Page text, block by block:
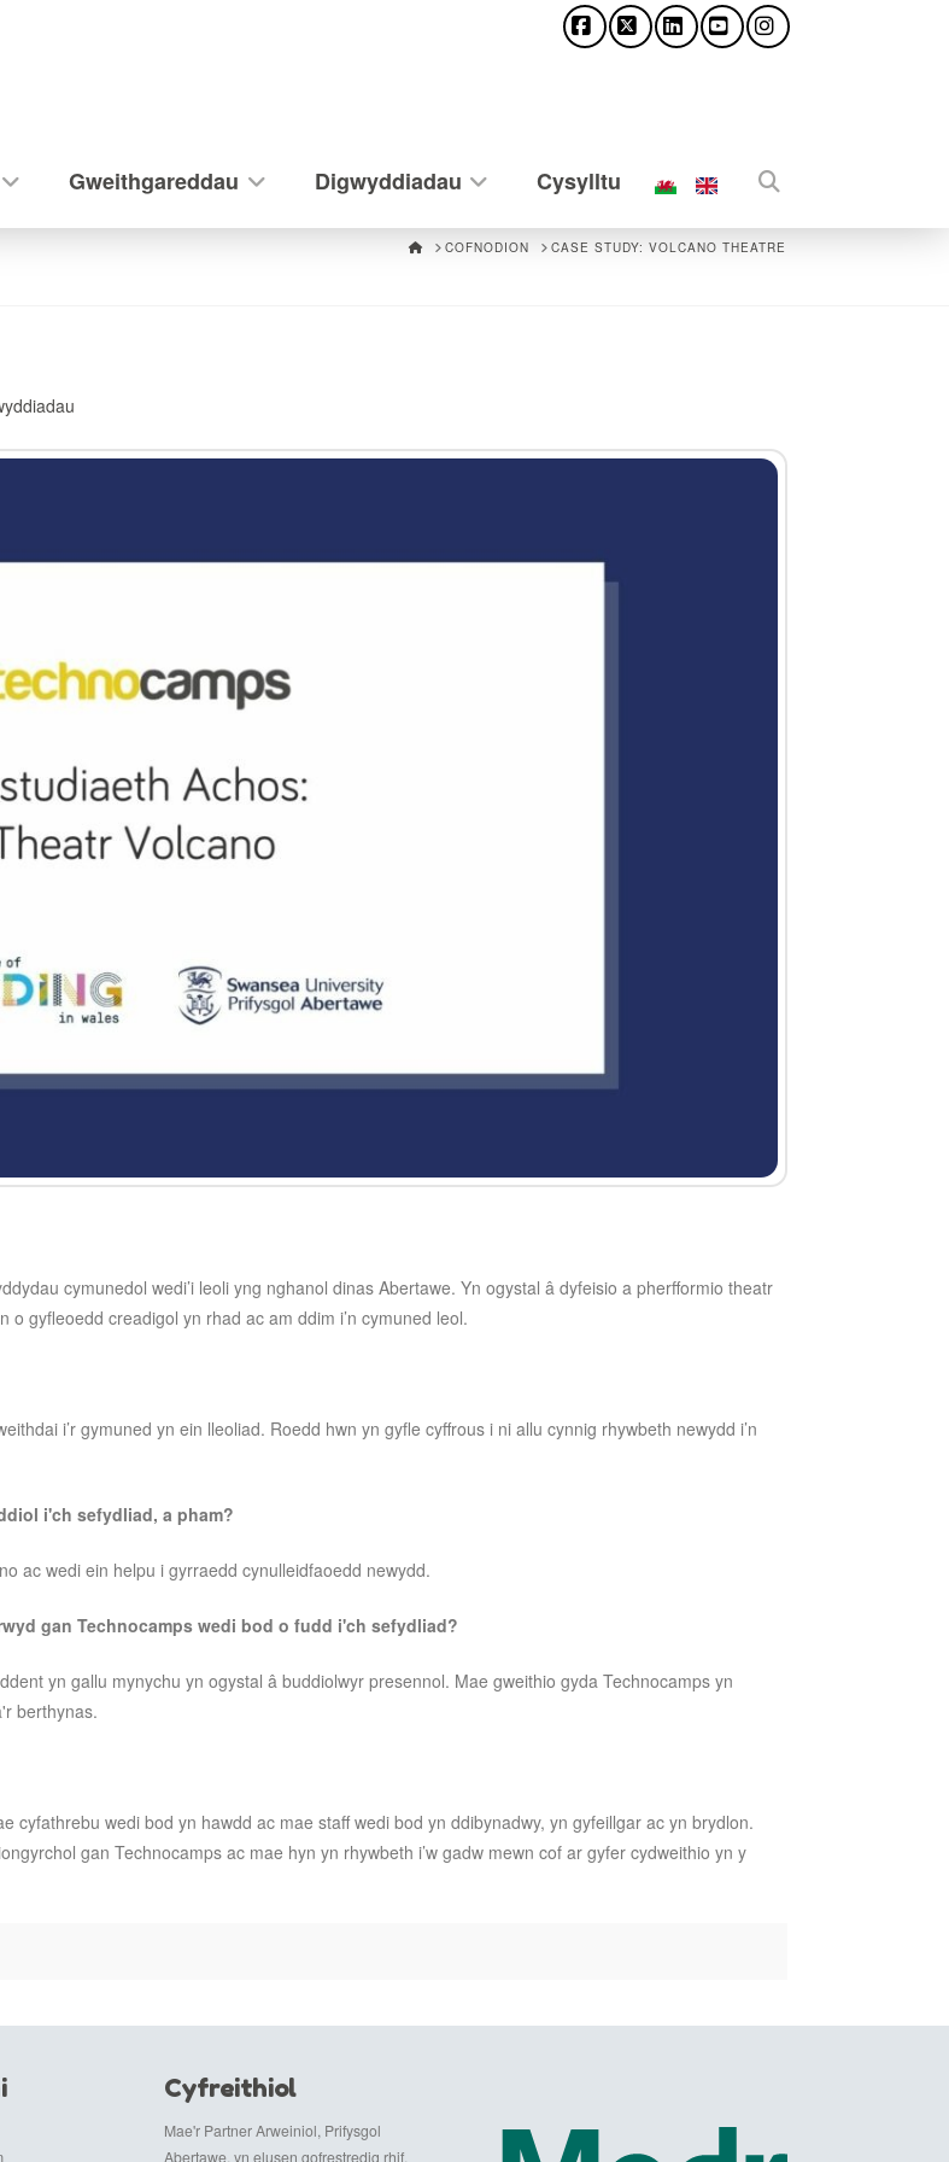
Gweithgareddau Digwyddiadau Cysylltu
HOMECOFNODION CASE STUDY: VOLCANO THEATRE
cymunedol wedi’i leoli yng nghanol dinas Abertawe. Yn ogystal â dyfeisio a pherfformio theatr
gyfleoedd creadigol yn rhad ac am ddim i’n cymuned leol.
i’r gymuned yn ein lleoliad. Roedd hwn yn gyfle cyffrous i ni allu cynnig rhywbeth newydd i’n
i'ch sefydliad, a pham?
ac wedi ein helpu i gyrraedd cynulleidfaoedd newydd.
gan Technocamps wedi bod o fudd i'ch sefydliad?
yn gallu mynychu yn ogystal â buddiolwyr presennol. Mae gweithio gyda Technocamps yn
berthynas.
cyfathrebu wedi bod yn hawdd ac mae staff wedi bod yn ddibynadwy, yn gyfeillgar ac yn brydlon.
gan Technocamps ac mae hyn yn rhywbeth i’w gadw mewn cof ar gyfer cydweithio yn y
Cyfreithiol
Mae'r Partner Arweiniol, Prifysgol
Abertawe, yn elusen gofrestredig rhif.